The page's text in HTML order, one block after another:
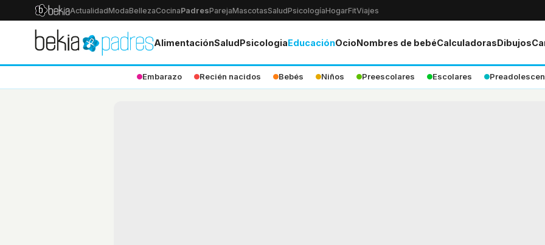
ActualidadModaBellezaCocinaPadresParejaMascotasSaludPsicologíaHogarFitViajes
AlimentaciónSaludPsicologiaEducaciónOcioNombres de bebéCalculadorasDibujos
Embarazo Recién nacidos Bebés Niños Preescolares Escolares